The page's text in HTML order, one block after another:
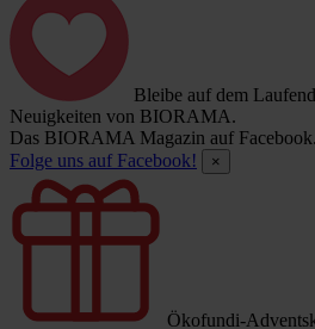
Bleibe auf dem
Neuigkeiten von BIORAMA.
Das BIORAMA Magazin auf Facebook.
Folge uns auf Facebook!
×
Ökofundi-